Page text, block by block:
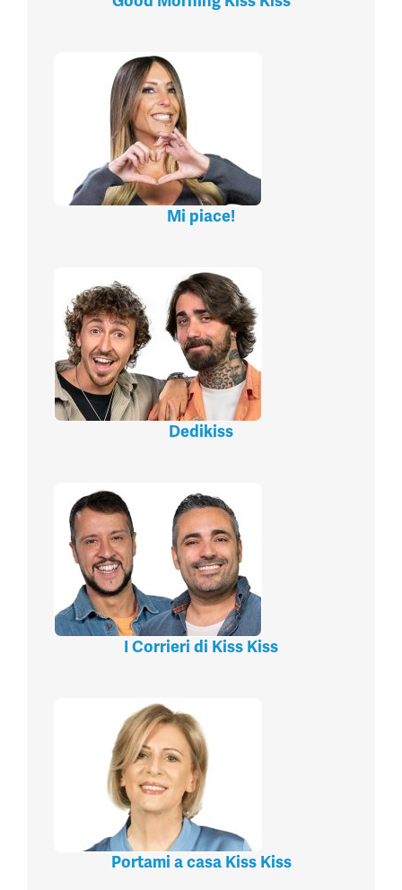
Mi piace!
Dedikiss
I Corrieri di Kiss Kiss
Portami a casa Kiss Kiss